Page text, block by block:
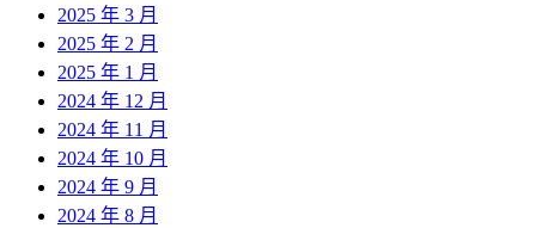
2025 年 3 月
2025 年 2 月
2025 年 1 月
2024 年 12 月
2024 年 11 月
2024 年 10 月
2024 年 9 月
2024 年 8 月